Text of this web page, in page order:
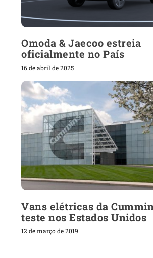
Omoda & Jaecoo estreia
oficialmente no País
16 de abril de 2025
Vans elétricas da
teste nos Estados Unidos
12 de março de 2019